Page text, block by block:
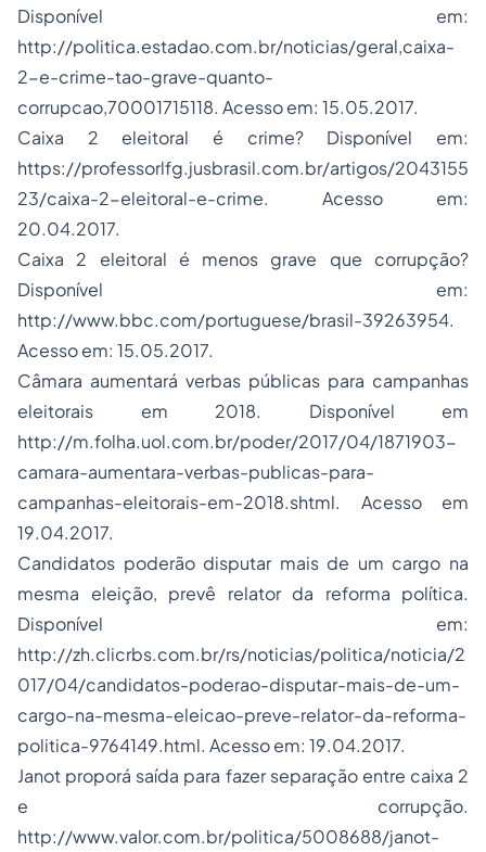
Disponível em:
http://politica.estadao.com.br/noticias/geral,caixa-
2-e-crime-tao-grave-quanto-
corrupcao,70001715118. Acesso em: 15.05.2017.
Caixa 2 eleitoral é crime? Disponível em:
https://professorlfg.jusbrasil.com.br/artigos/2043155
23/caixa-2-eleitoral-e-crime. Acesso em:
20.04.2017.
Caixa 2 eleitoral é menos grave que corrupção?
Disponível em:
http://www.bbc.com/portuguese/brasil-39263954.
Acesso em: 15.05.2017.
Câmara aumentará verbas públicas para campanhas
eleitorais em 2018. Disponível em
http://m.folha.uol.com.br/poder/2017/04/1871903-
camara-aumentara-verbas-publicas-para-
campanhas-eleitorais-em-2018.shtml. Acesso em
19.04.2017.
Candidatos poderão disputar mais de um cargo na
mesma eleição, prevê relator da reforma política.
Disponível em:
http://zh.clicrbs.com.br/rs/noticias/politica/noticia/2
017/04/candidatos-poderao-disputar-mais-de-um-
cargo-na-mesma-eleicao-preve-relator-da-reforma-
politica-9764149.html. Acesso em: 19.04.2017.
Janot proporá saída para fazer separação entre caixa 2
e corrupção.
http://www.valor.com.br/politica/5008688/janot-